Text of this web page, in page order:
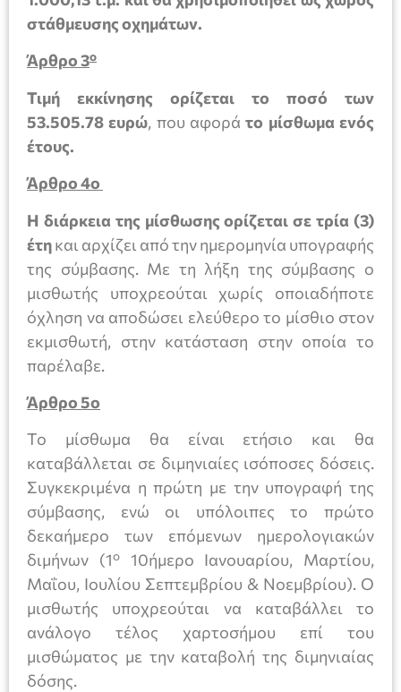
στάθμευσης οχημάτων.
Άρθρο 3ο
Τιμή εκκίνησης ορίζεται το ποσό των
53.505.78 ευρώ, που αφοράτο μίσθωμα ενός
έτους.
Άρθρο 4ο
Η διάρκεια της μίσθωσης ορίζεται σε τρία (3)
έτηκαι αρχίζει από την ημερομηνία υπογραφής
της σύμβασης. Με τη λήξη της σύμβασης ο
μισθωτής υποχρεούται χωρίς οποιαδήποτε
όχληση να αποδώσει ελεύθερο το μίσθιο στον
εκμισθωτή, στην κατάσταση στην οποία το
παρέλαβε.
Άρθρο 5ο
Το μίσθωμα θα είναι ετήσιο και θα
καταβάλλεται σε διμηνιαίες ισόποσες δόσεις.
Συγκεκριμένα η πρώτη με την υπογραφή της
σύμβασης, ενώ οι υπόλοιπες το πρώτο
δεκαήμερο των επόμενων ημερολογιακών
διμήνων (1ο10ήμερο Ιανουαρίου, Μαρτίου,
Μαΐου, Ιουλίου Σεπτεμβρίου & Νοεμβρίου). Ο
μισθωτής υποχρεούται να καταβάλλει το
ανάλογο τέλος χαρτοσήμου επί του
μισθώματος με την καταβολή της διμηνιαίας
δόσης.